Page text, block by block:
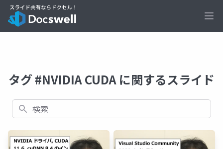
タグ #NVIDIA CUDA に関するスライド
検索